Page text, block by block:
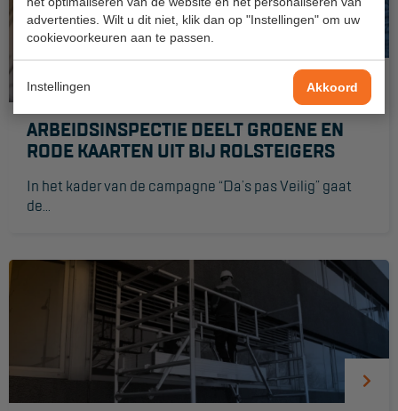
advertenties. Wilt u dit niet, klik dan op "Instellingen" om uw
cookievoorkeuren aan te passen.
Instellingen Akkoord
ARBEIDSINSPECTIE DEELT GROENE EN
RODE KAARTEN UIT BIJ ROLSTEIGERS
In het kader van de campagne “Da’s pas Veilig” gaat
de...